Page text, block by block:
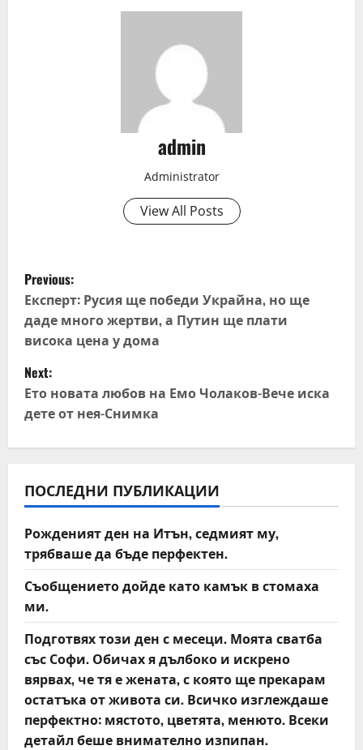
admin
Administrator
View All Posts
P
o
s
t
n
a
v
i
g
a
t
i
o
n
Previous:
Експерт: Русия ще победи Украйна, но ще
даде много жертви, а Путин ще плати
висока цена у дома
Next:
Ето новата любов на Емо Чолаков-Вече иска
дете от нея-Снимка
ПОСЛЕДНИ ПУБЛИКАЦИИ
Рожденият ден на Итън, седмият му,
трябваше да бъде перфектен.
Съобщението дойде като камък в стомаха
ми.
Подготвях този ден с месеци. Моята сватба
със Софи. Обичах я дълбоко и искрено
вярвах, че тя е жената, с която ще прекарам
остатъка от живота си. Всичко изглеждаше
перфектно: мястото, цветята, менюто. Всеки
детайл беше внимателно изпипан.